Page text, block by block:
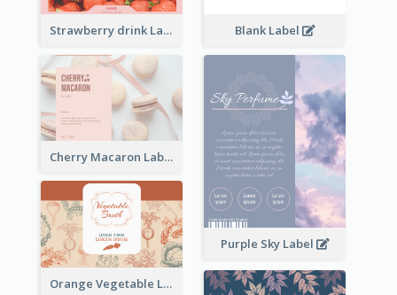
Strawberry drink Label Blank Label
Cherry Macaron Label
Purple Sky Label
Orange Vegetable Label